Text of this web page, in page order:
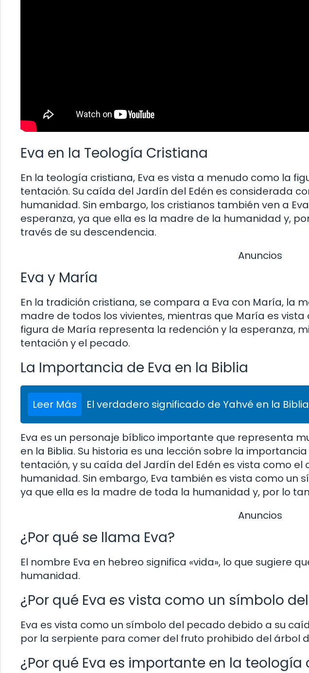
Eva en la Teología Cristiana
En la teología cristiana, Eva es vista a menudo como la
tentación. Su caída del Jardín del Edén es considerada
humanidad. Sin embargo, los cristianos también ven a
esperanza, ya que ella es la madre de la humanidad y,
través de su descendencia.
Anuncios
Eva y María
En la tradición cristiana, se compara a Eva con María, la
madre de todos los vivientes, mientras que María es
figura de María representa la redención y la esperanza,
tentación y el pecado.
La Importancia de Eva en la Biblia
Leer Más El verdadero significado de Yahvé en la
Eva es un personaje bíblico importante que representa
en la Biblia. Su historia es una lección sobre la
tentación, y su caída del Jardín del Edén es vista como
humanidad. Sin embargo, Eva también es vista como un
ya que ella es la madre de toda la humanidad y, por lo
Anuncios
¿Por qué se llama Eva?
El nombre Eva en hebreo significa «vida», lo que sugiere
humanidad.
¿Por qué Eva es vista como un símbolo
Eva es vista como un símbolo del pecado debido a su
por la serpiente para comer del fruto prohibido del árbol
¿Por qué Eva es importante en la teología